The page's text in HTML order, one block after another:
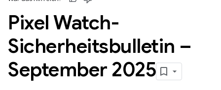
Pixel Watch-
Sicherheitsbulletin –
September 2025